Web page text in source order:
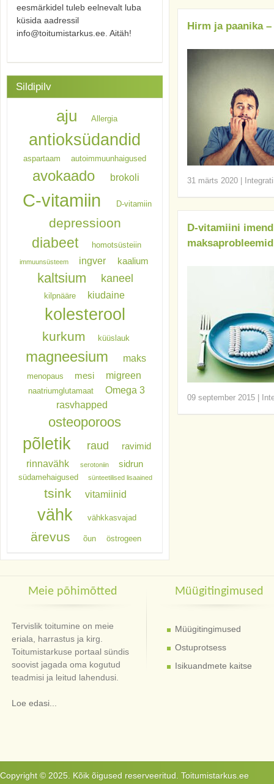
Hirm ja paanika
31 märts 2020
D-vitamiini
09 september 2015
eesmärkidel tuleb eelnevalt luba
küsida aadressil
info@toitumistarkus.ee. Aitäh!
Sildipilv
aju Allergia
antioksüdandid
aspartaam autoimmuunhaigused
avokaado brokoli
C-vitamiin D-vitamiin
depressioon
diabeet homotsüsteiin
immuunsüsteem ingver kaalium
kaltsium kaneel
kilpnääre kiudaine
kolesterool
kurkum küüslauk
magneesium maks
menopaus mesi migreen
naatriumglutamaat
Omega 3
rasvhapped
osteoporoos
põletik raud ravimid
rinnavähk serotoniin sidrun
südamehaigused sünteetilised lisaained
tsink vitamiinid
vähk vähkkasvajad
ärevus õun östrogeen
Meie põhimõtted
Tervislik toitumine on meie
eriala, harrastus ja kirg.
Toitumistarkuse portaal sündis
soovist jagada oma kogutud
teadmisi ja leitud lahendusi.
Loe edasi...
Müügitingimused
Müügitingimused
Ostuprotsess
Isikuandmete kaitse
Copyright © 2025. Kõik õigused reserveeritud. Toitumistarkus.ee